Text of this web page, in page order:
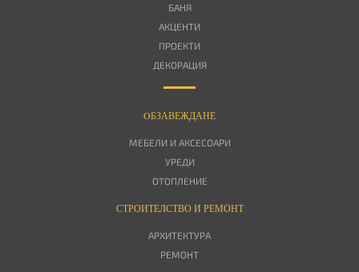
БАНЯ
АКЦЕНТИ
ПРОЕКТИ
ДЕКОРАЦИЯ
OБЗАВЕЖДАНЕ
МЕБЕЛИ И АКСЕСОАРИ
УРЕДИ
ОТОПЛЕНИЕ
СТРОИТЕЛСТВО И РЕМОНТ
АРХИТЕКТУРА
РЕМОНТ